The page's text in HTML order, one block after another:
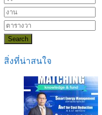
Search
สิ่งที่น่าสนใจ